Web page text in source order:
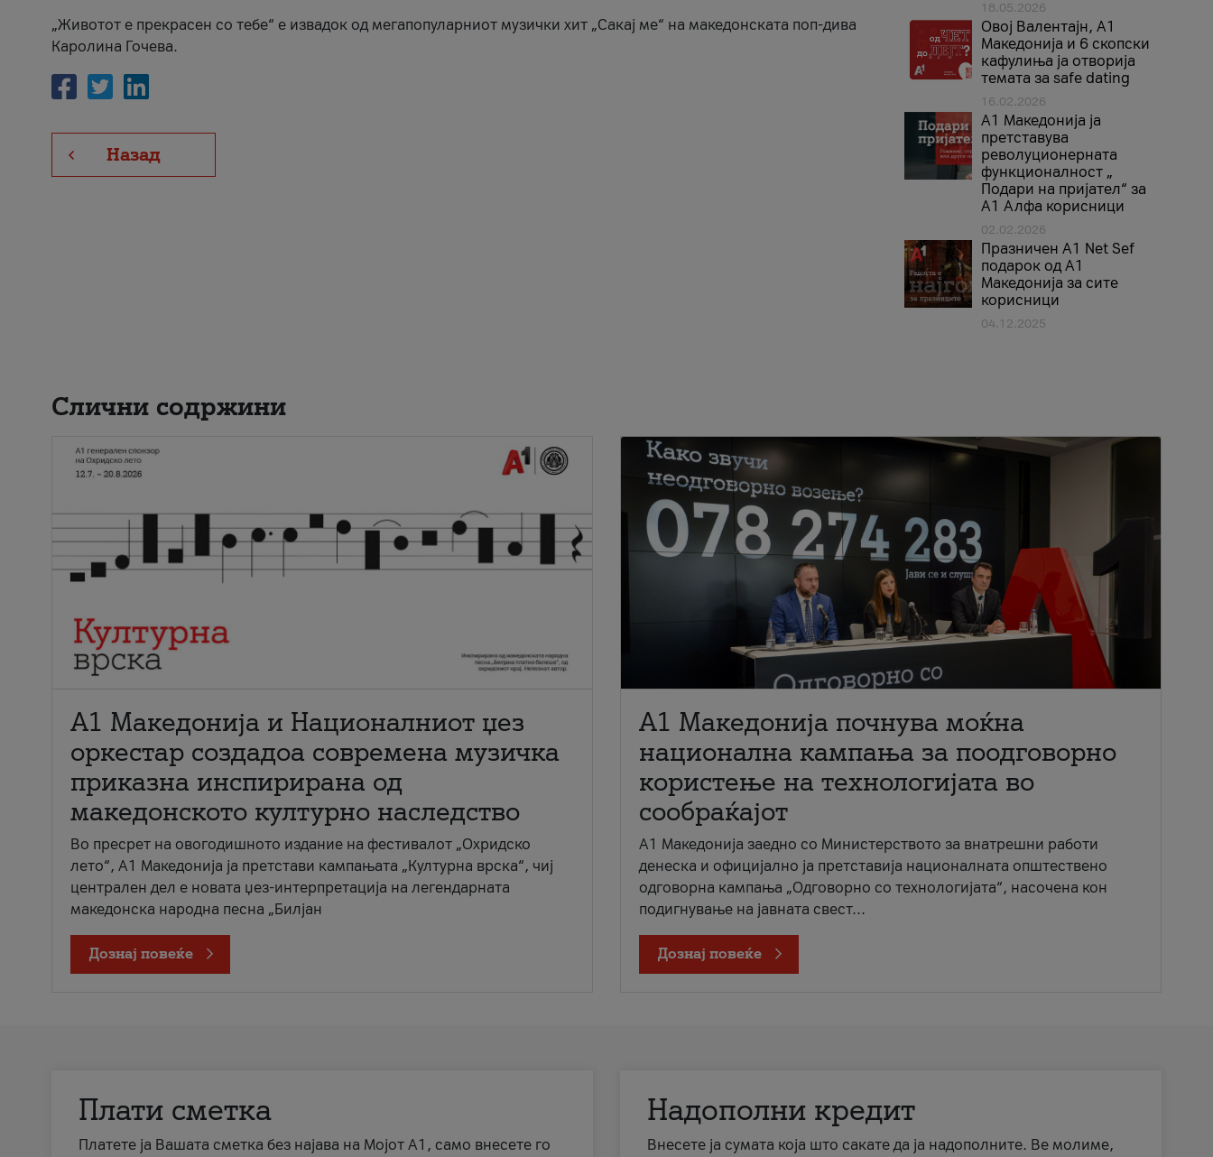
„Животот е прекрасен со тебе“ е извадок од мегапопуларниот музички хит „Сакај ме“ на македонската поп-дива
Каролина Гочева.
Назад
18.05.2026
Овој Валентајн, A1
Македонија и 6 скопски
кафулиња ја отворија
темата за safe dating
16.02.2026
А1 Македонија ја
претставува
револуционерната
функционалност „
Подари на пријател“ за
А1 Алфа корисници
02.02.2026
Празничен A1 Net Sеf
подарок од А1
Македонија за сите
корисници
04.12.2025
Слични содржини
А1 Македонија и Националниот џез
оркестар создадоа современа музичка
приказна инспирирана од
македонското културно наследство
Во пресрет на овогодишното издание на фестивалот „Охридско
лето“, А1 Македонија ја претстави кампањата „Културна врска“, чиј
централен дел е новата џез-интерпретација на легендарната
македонска народна песна „Билјан
Дознај повеќе
A1 Македонија почнува моќна
национална кампања за поодговорно
користење на технологијата во
сообраќајот
A1 Македонија заедно со Министерството за внатрешни работи
денеска и официјално ја претставија националната општествено
одговорна кампања „Одговорно со технологијата“, насочена кон
подигнување на јавната свест...
Дознај повеќе
Плати сметка
Платете ја Вашата сметка без најава на Мојот А1, само внесете го
Надополни кредит
Внесете ја сумата која што сакате да ја надополните. Ве молиме,